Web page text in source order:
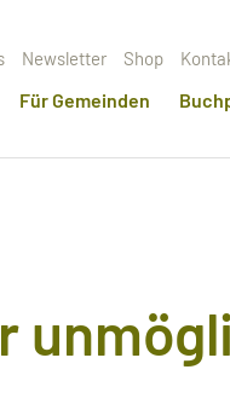
Newsletter Shop
Für Gemeinden